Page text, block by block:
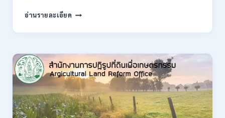
26
อ่านรายละเอียด กรุงเทพมหานคร
รับ
สอบ
เป็น
ข้าราชการ
56
อัตรา
หลาย
ตำแหน่ง